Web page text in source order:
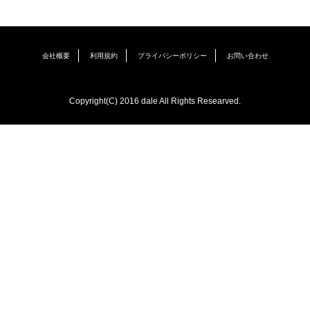
会社概要 利用規約 プライバシーポリシー お問い合わせ
Copyright(C) 2016 dale All Rights Researved.